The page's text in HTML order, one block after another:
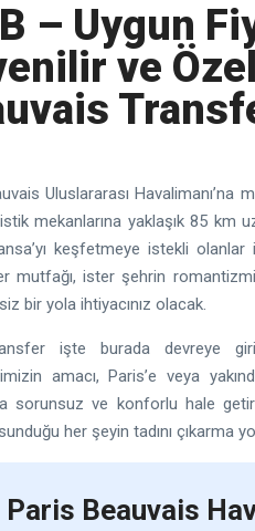
– Uygun
ve
Uluslararası Havalimanı’na
mekanlarına yaklaşık 85 km
keşfetmeye istekli
mutfağı, ister şehrin
bir yola ihtiyacınız olacak.
işte burada devreye
amacı, Paris’e veya
sorunsuz ve konforlu hale
her şeyin tadını çıkarma
Paris Beauvais